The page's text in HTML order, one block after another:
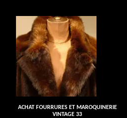
ACHAT FOURRURES ET MAROQUINERIE
VINTAGE 33